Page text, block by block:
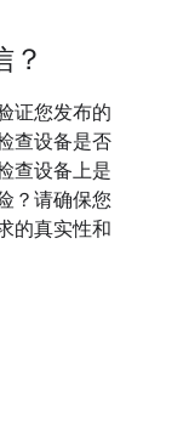
？
证您发布的
查设备是否
查设备上是
？请确保您
的真实性和